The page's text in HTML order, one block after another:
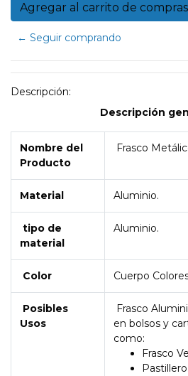
← Seguir comprando
Descripción:
Descripción
Nombre del
Producto
Frasco
Material Aluminio.
tipo de
material
Aluminio.
Color Cuerpo
Posibles
Usos
Frasco
en bolsos y
como:
Frasco
Pastillero.